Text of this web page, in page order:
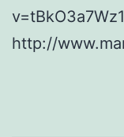
http://